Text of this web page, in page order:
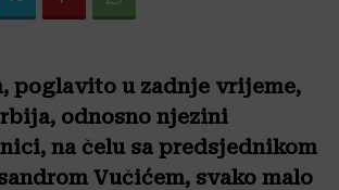
poglavito u zadnje vrijeme,
odnosno njezini
na čelu sa predsjednikom
Vučićem, svako malo